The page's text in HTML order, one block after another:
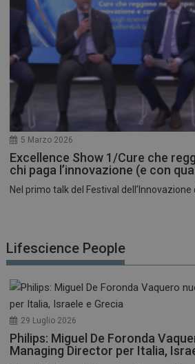
5 Marzo 2026
Excellence Show 1/Cure che
chi paga l’innovazione (e con
Nel primo talk del Festival dell’Innovazione
Lifescience People
29 Luglio 2026
Philips: Miguel De Foronda
Managing Director per Italia,